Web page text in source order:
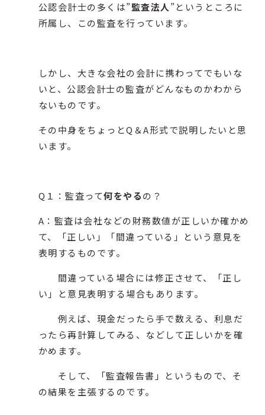
公認会計士の多くは”監査法人 ”というところに
所属し、この監査を行っています。
しかし、大きな会社の会計に携わってでもいな
いと、公認会計士の監査がどんなものかわから
ないものです。
その中身をちょっとQ＆A形式で説明したいと思
います。
Q１：監査って何をやるの？
A：監査は会社などの財務数値が正しいか確かめ
て、「正しい」「間違っている」という意見を
表明するものです。
間違っている場合には修正させて、「正し
い」と意見表明する場合もあります。
例えば、現金だったら手で数える、利息だ
ったら再計算してみる、などして正しいかを確
かめます。
そして、「監査報告書」というもので、そ
の結果を主張するのです。